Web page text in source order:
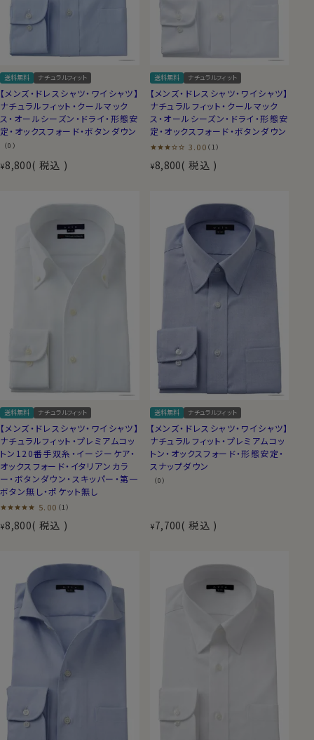
送料無料 ナチュラルフィット
【メンズ・ドレスシャツ・ワイシャツ】
ナチュラルフィット・クールマック
ス・オールシーズン・ドライ・形態安
定・オックスフォード・ボタンダウン
（0）
¥8,800 税込
送料無料 ナチュラルフィット
【メンズ・ドレスシャツ・ワイシャツ】
ナチュラルフィット・クールマック
ス・オールシーズン・ドライ・形態安
定・オックスフォード・ボタンダウン
3.00 （1）
¥8,800 税込
送料無料 ナチュラルフィット
【メンズ・ドレスシャツ・ワイシャツ】
ナチュラルフィット・プレミアムコッ
トン120番手双糸・イージーケア・
オックスフォード・イタリアンカラ
ー・ボタンダウン・スキッパー・第一
ボタン無し・ポケット無し
5.00 （1）
¥8,800 税込
送料無料 ナチュラルフィット
【メンズ・ドレスシャツ・ワイシャツ】
ナチュラルフィット・プレミアムコッ
トン・オックスフォード・形態安定・
スナップダウン
（0）
¥7,700 税込